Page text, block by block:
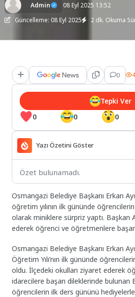
Admin
08 Eyl 2025 13:52
Güncelleme: 08 Eyl 2025
2 dk. Okuma
0 4
0 0 0
Tepki Ver
Yazı Özetini Göster
Özet bulunamadı.
Osmangazi Belediye Başkanı Erkan
öğretim yılının ilk gününde
olarak miniklere sürpriz yaptı. Başkan
ederek öğrenci ve öğretmenlere
Osmangazi Belediye Başkanı Erkan
Öğretim Yılı’nın ilk gününde
oldu. İlçedeki okulları ziyaret ederek
idarecilere başarı dileklerinde bulunan
öğrencilerin ilk ders gününü hediyelerle